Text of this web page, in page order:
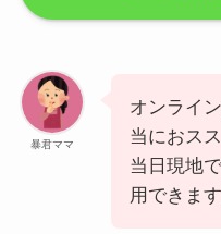
暴君ママ
オンライ
当におス
当日現地
用できま